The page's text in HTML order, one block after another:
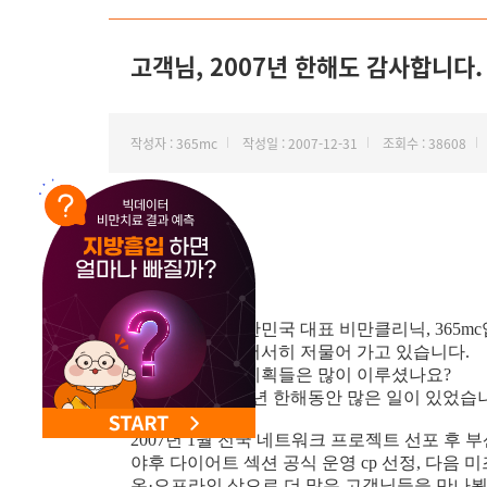
고객님, 2007년 한해도 감사합니다.
작성자 : 365mc 작성일 : 2007-12-31 조회수 : 38608
안녕하세요. 대한민국 대표 비만클리닉, 365mc
2007 정해년이 서서히 저물어 가고 있습니다.
올해 다짐했던 계획들은 많이 이루셨나요?
365mc에도 2007년 한해동안 많은 일이 있었습
2007년 1월 전국 네트워크 프로젝트 선포 후
야후 다이어트 섹션 공식 운영 cp 선정, 다음